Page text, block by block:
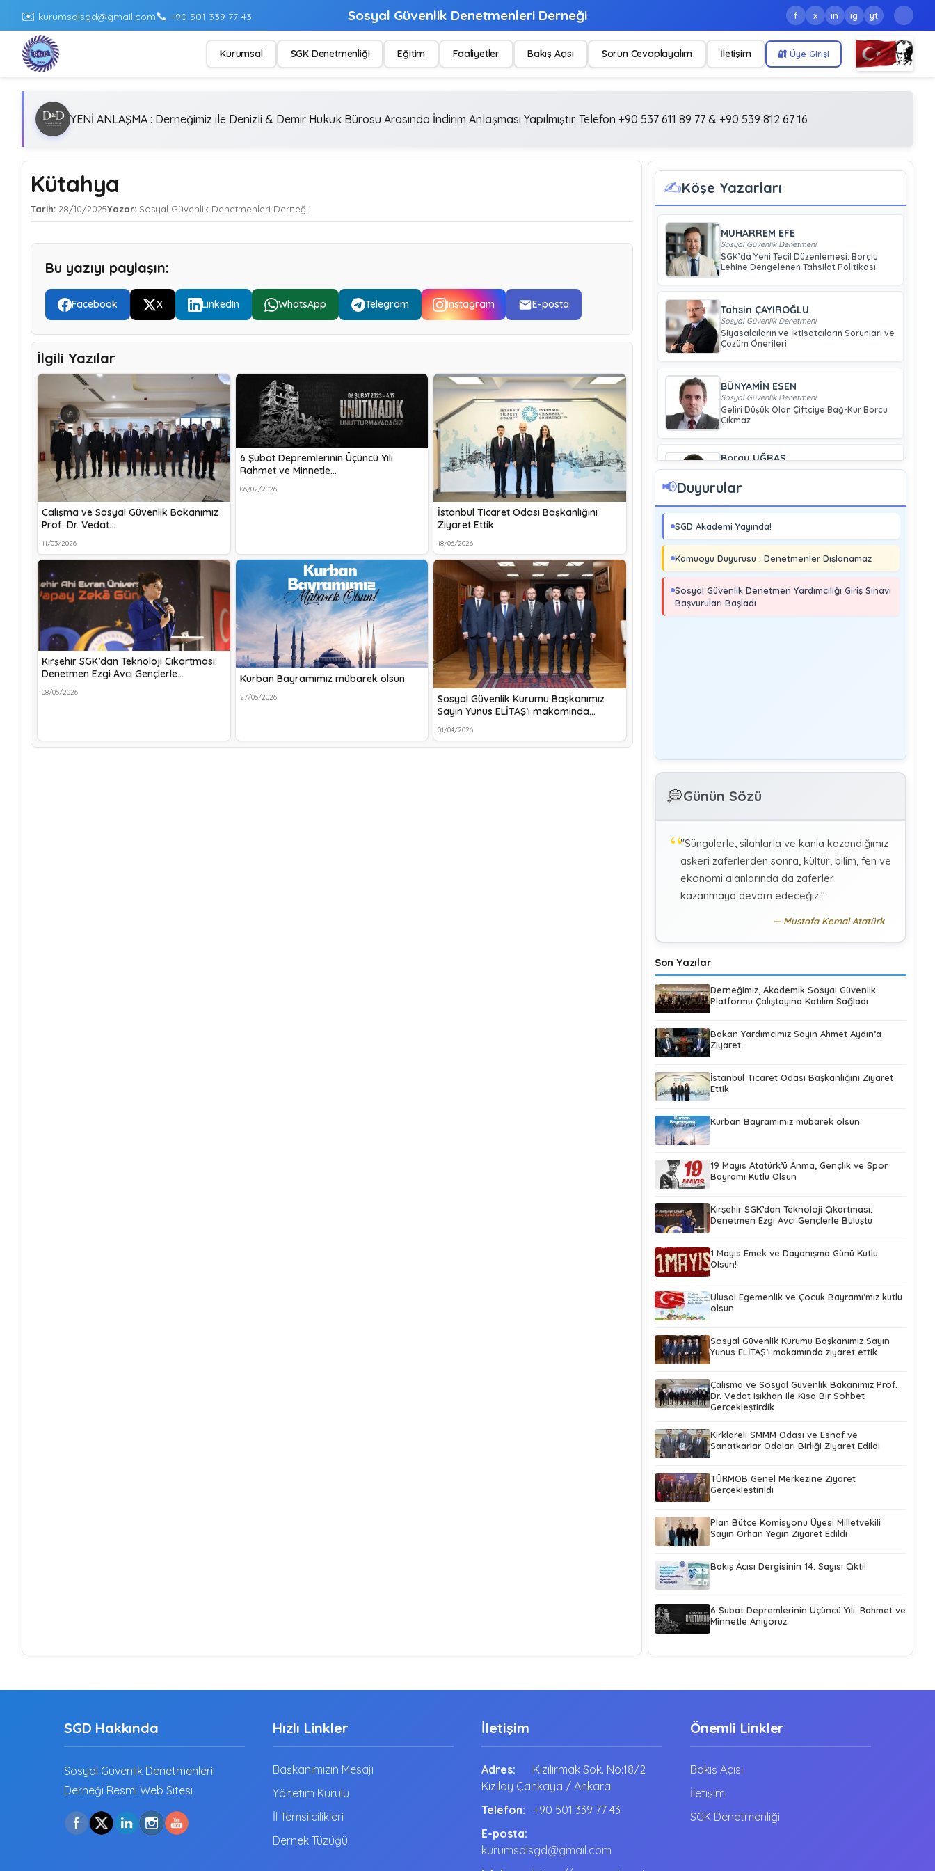
✉️ kurumsalsgd@gmail.com📞 +90 501 339 77 43 Sosyal Güvenlik Denetmenleri Derneği f x in ig yt
Kurumsal SGK Denetmenliği Eğitim Faaliyetler Bakış Açısı Sorun Cevaplayalım İletişim 🔐 Üye Girişi
YENİ ANLAŞMA : Derneğimiz ile Denizli & Demir Hukuk Bürosu Arasında İndirim Anlaşması Yapılmıştır. Telefon +90 537 611 89 77 & +90 539 812 67 16
Kütahya
Tarih: 28/10/2025Yazar: Sosyal Güvenlik Denetmenleri Derneği
Bu yazıyı paylaşın:
Facebook X LinkedIn WhatsApp Telegram Instagram E-posta
İlgili Yazılar
Çalışma ve Sosyal Güvenlik Bakanımız
Prof. Dr. Vedat…
11/03/2026
6 Şubat Depremlerinin Üçüncü Yılı.
Rahmet ve Minnetle…
06/02/2026
İstanbul Ticaret Odası Başkanlığını
Ziyaret Ettik
18/06/2026
Kırşehir SGK’dan Teknoloji Çıkartması:
Denetmen Ezgi Avcı Gençlerle…
08/05/2026
Kurban Bayramımız mübarek olsun
27/05/2026
Sosyal Güvenlik Kurumu Başkanımız
Sayın Yunus ELİTAŞ’ı makamında…
01/04/2026
✍️Köşe Yazarları
MUHARREM EFE
Sosyal Güvenlik Denetmeni
SGK’da Yeni Tecil Düzenlemesi: Borçlu
Lehine Dengelenen Tahsilat Politikası
Tahsin ÇAYIROĞLU
Sosyal Güvenlik Denetmeni
Siyasalcıların ve İktisatçıların Sorunları ve
Çözüm Önerileri
BÜNYAMİN ESEN
Sosyal Güvenlik Denetmeni
Geliri Düşük Olan Çiftçiye Bağ-Kur Borcu
Çıkmaz
Boray UĞRAŞ
Sosyal Güvenlik Denetmeni
Soma ve Ermenek’te Meydana Gelen
Kazalar Büyük Endüstriyel Kaza
MURAT ÇİMEN
Kayıt Dışı İstihdamla Mücadeleye Farklı
Bir Yaklaşım
K
KÜBRA KOÇ
İkili Sosyal Güvenlik Anlaşmaları :Türkiye
(Makale)
📢Duyurular
SGD Akademi Yayında!
Kamuoyu Duyurusu : Denetmenler Dışlanamaz
Sosyal Güvenlik Denetmen Yardımcılığı Giriş Sınavı
Başvuruları Başladı
💭Günün Sözü
"Süngülerle, silahlarla ve kanla kazandığımız
askeri zaferlerden sonra, kültür, bilim, fen ve
ekonomi alanlarında da zaferler
kazanmaya devam edeceğiz."
Mustafa Kemal Atatürk
Son Yazılar
Derneğimiz, Akademik Sosyal Güvenlik
Platformu Çalıştayına Katılım Sağladı
Bakan Yardımcımız Sayın Ahmet Aydın’a
Ziyaret
İstanbul Ticaret Odası Başkanlığını Ziyaret
Ettik
Kurban Bayramımız mübarek olsun
19 Mayıs Atatürk’ü Anma, Gençlik ve Spor
Bayramı Kutlu Olsun
Kırşehir SGK’dan Teknoloji Çıkartması:
Denetmen Ezgi Avcı Gençlerle Buluştu
1 Mayıs Emek ve Dayanışma Günü Kutlu
Olsun!
Ulusal Egemenlik ve Çocuk Bayramı’mız kutlu
olsun
Sosyal Güvenlik Kurumu Başkanımız Sayın
Yunus ELİTAŞ’ı makamında ziyaret ettik
Çalışma ve Sosyal Güvenlik Bakanımız Prof.
Dr. Vedat Işıkhan ile Kısa Bir Sohbet
Gerçekleştirdik
Kırklareli SMMM Odası ve Esnaf ve
Sanatkarlar Odaları Birliği Ziyaret Edildi
TÜRMOB Genel Merkezine Ziyaret
Gerçekleştirildi
Plan Bütçe Komisyonu Üyesi Milletvekili
Sayın Orhan Yegin Ziyaret Edildi
Bakış Açısı Dergisinin 14. Sayısı Çıktı!
6 Şubat Depremlerinin Üçüncü Yılı. Rahmet ve
Minnetle Anıyoruz.
SGD Hakkında
Sosyal Güvenlik Denetmenleri
Derneği Resmi Web Sitesi
Hızlı Linkler
Başkanımızın Mesajı
Yönetim Kurulu
İl Temsilcilikleri
Dernek Tüzüğü
İletişim
Adres:
Kızılırmak Sok. No:18/2
Kızılay Çankaya / Ankara
Telefon:
+90 501 339 77 43
E-posta:
kurumsalsgd@gmail.com
Önemli Linkler
Bakış Açısı
İletişim
SGK Denetmenliği